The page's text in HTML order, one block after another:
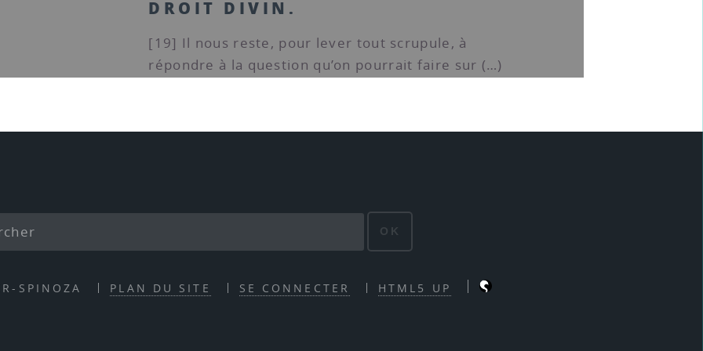
DROIT DIVIN.
[19] Il nous reste, pour lever tout scrupule, à
répondre à la question qu’on pourrait faire sur (…)
OK
SPINOZA PLAN DU SITE SE CONNECTER HTML5 UP